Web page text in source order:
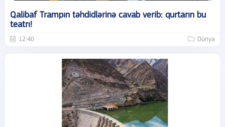
Qalibaf Trampın təhdidlərinə cavab verib: qurtarın bu
teatrı!
12:40 Dünya